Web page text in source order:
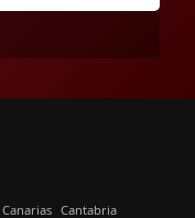
Canarias Cantabria